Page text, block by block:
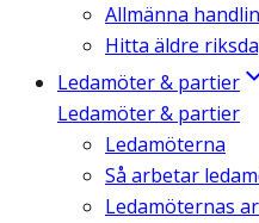
Allmänna
Hitta äldre
Ledamöter & partier
Ledamöter & partier
Ledamöterna
Så arbetar
Ledamöternas